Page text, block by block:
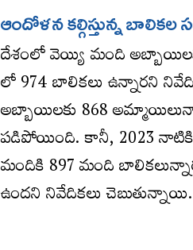
ఆందోళన కల్గిస్తున్న బాలికల
దేశంలో వెయ్యి మంది
లో 974 బాలికలు ఉన్నారని
అబ్బాయిలకు 868
పడిపోయింది. కానీ, 2023
మందికి 897 మంది
ఉందని నివేదికలు చెబుతున్నాయి.